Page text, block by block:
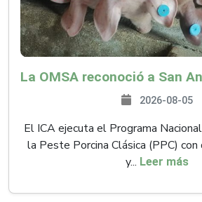
2026-08-05
El ICA ejecuta el Programa
la Peste Porcina Clásica (PPC)
y... Leer más